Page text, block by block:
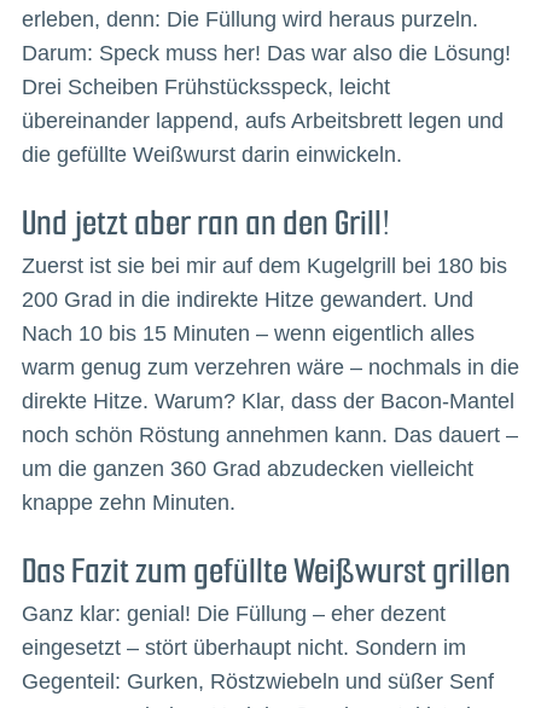
erleben, denn: Die Füllung wird heraus purzeln.
Darum: Speck muss her! Das war also die Lösung!
Drei Scheiben Frühstücksspeck, leicht
übereinander lappend, aufs Arbeitsbrett legen und
die gefüllte Weißwurst darin einwickeln.
Und jetzt aber ran an den Grill!
Zuerst ist sie bei mir auf dem Kugelgrill bei 180 bis
200 Grad in die indirekte Hitze gewandert. Und
Nach 10 bis 15 Minuten – wenn eigentlich alles
warm genug zum verzehren wäre – nochmals in die
direkte Hitze. Warum? Klar, dass der Bacon-Mantel
noch schön Röstung annehmen kann. Das dauert –
um die ganzen 360 Grad abzudecken vielleicht
knappe zehn Minuten.
Das Fazit zum gefüllte Weißwurst grillen
Ganz klar: genial! Die Füllung – eher dezent
eingesetzt – stört überhaupt nicht. Sondern im
Gegenteil: Gurken, Röstzwiebeln und süßer Senf